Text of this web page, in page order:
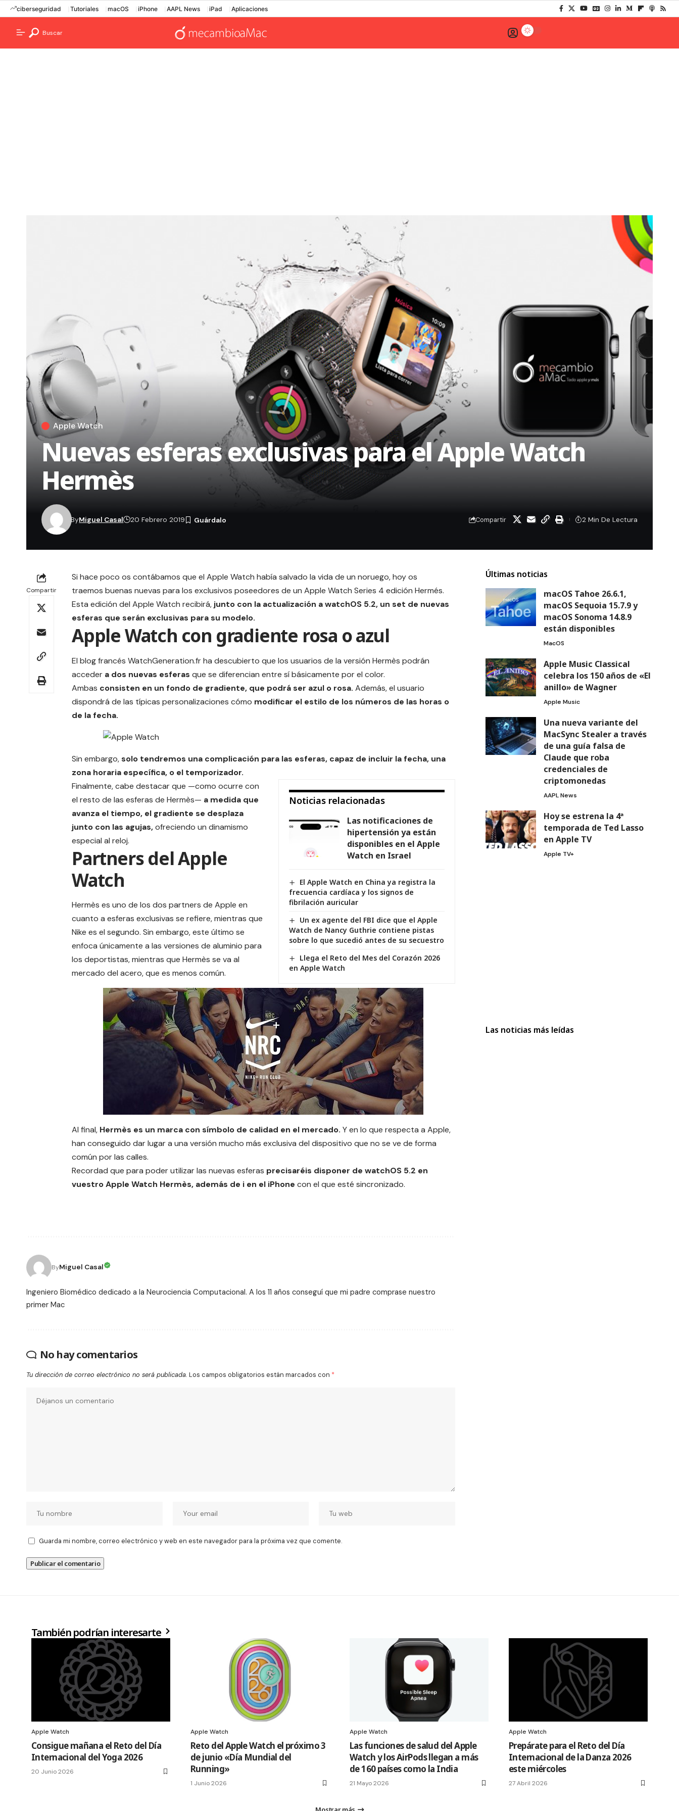
ciberseguridad Tutoriales macOS iPhone AAPL News iPad Aplicaciones
Buscar
Apple Watch
Nuevas esferas exclusivas para el Apple Watch
Hermès
ByMiguel Casal 20 Febrero 2019 Compartir 2 Min De Lectura
Compartir
Si hace poco os contábamos que el Apple Watch había salvado la vida de un noruego, hoy os
traemos buenas nuevas para los exclusivos poseedores de un Apple Watch Series 4 edición Hermés.
Esta edición del Apple Watch recibirá, junto con la actualización a watchOS 5.2, un set de nuevas
esferas que serán exclusivas para su modelo.
Apple Watch con gradiente rosa o azul
El blog francés WatchGeneration.frha descubierto que los usuarios de la versión Hermès podrán
acceder a dos nuevas esferas que se diferencian entre sí básicamente por el color.
Ambas consisten en un fondo de gradiente, que podrá ser azul o rosa. Además, el usuario
dispondrá de las típicas personalizaciones cómo modificar el estilo de los números de las horas o
de la fecha.
Sin embargo,solo tendremos una complicación para las esferas, capaz de incluir la fecha, una
zona horaria específica, o el temporizador.
Noticias relacionadas
Las notificaciones de
hipertensión ya están
disponibles en el Apple
Watch en Israel
El Apple Watch en China ya registra la
frecuencia cardíaca y los signos de
fibrilación auricular
Un ex agente del FBI dice que el Apple
Watch de Nancy Guthrie contiene pistas
sobre lo que sucedió antes de su secuestro
Llega el Reto del Mes del Corazón 2026
en Apple Watch
Finalmente, cabe destacar que —como ocurre con
el resto de las esferas de Hermès— a medida que
avanza el tiempo, el gradiente se desplaza
junto con las agujas,ofreciendo un dinamismo
especial al reloj.
Partners del Apple
Watch
Hermès es uno de los dos partners de Apple en
cuanto a esferas exclusivas se refiere, mientras que
Nike es el segundo. Sin embargo, este último se
enfoca únicamente a las versiones de aluminio para
los deportistas, mientras que Hermès se va al
mercado del acero, que es menos común.
Al final, Hermès es un marca con símbolo de calidad en el mercado. Y en lo que respecta a Apple,
han conseguido dar lugar a una versión mucho más exclusiva del dispositivo que no se ve de forma
común por las calles.
Recordad que para poder utilizar las nuevas esferas precisaréis disponer de watchOS 5.2 en
vuestro Apple Watch Hermès, además de i en el iPhone con el que esté sincronizado.
ByMiguel Casal
Ingeniero Biomédico dedicado a la Neurociencia Computacional. A los 11 años conseguí que mi padre comprase nuestro
primer Mac
No hay comentarios
Tu dirección de correo electrónico no será publicada. Los campos obligatorios están marcados con *
Guarda mi nombre, correo electrónico y web en este navegador para la próxima vez que comente.
Últimas noticias
macOS Tahoe 26.6.1,
macOS Sequoia 15.7.9 y
macOS Sonoma 14.8.9
están disponibles
MacOS
Apple Music Classical
celebra los 150 años de «El
anillo» de Wagner
Apple Music
Una nueva variante del
MacSync Stealer a través
de una guía falsa de
Claude que roba
credenciales de
criptomonedas
AAPL News
Hoy se estrena la 4ª
temporada de Ted Lasso
en Apple TV
Apple TV+
Las noticias más leídas
También podrían interesarte
Apple Watch
Consigue mañana el Reto del Día
Internacional del Yoga 2026
20 Junio 2026
Apple Watch
Reto del Apple Watch el próximo 3
de junio «Día Mundial del
Running»
1 Junio 2026
Apple Watch
Las funciones de salud del Apple
Watch y los AirPods llegan a más
de 160 países como la India
21 Mayo 2026
Apple Watch
Prepárate para el Reto del Día
Internacional de la Danza 2026
este miércoles
27 Abril 2026